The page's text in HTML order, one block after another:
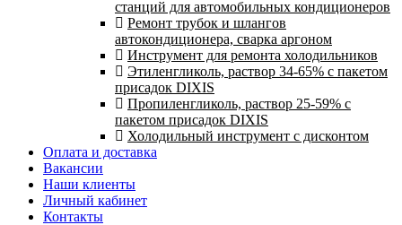
станций для автомобильных кондиционеров
Ремонт трубок и шлангов
автокондиционера, сварка аргоном
Инструмент для ремонта холодильников
Этиленгликоль, раствор 34-65% с пакетом
присадок DIXIS
Пропиленгликоль, раствор 25-59% с
пакетом присадок DIXIS
Холодильный инструмент с дисконтом
Оплата и доставка
Вакансии
Наши клиенты
Личный кабинет
Контакты